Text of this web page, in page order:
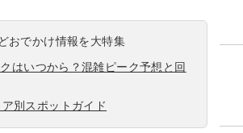
おでかけ情報を大特集
はいつから？混雑ピーク予想と回
別スポットガイド